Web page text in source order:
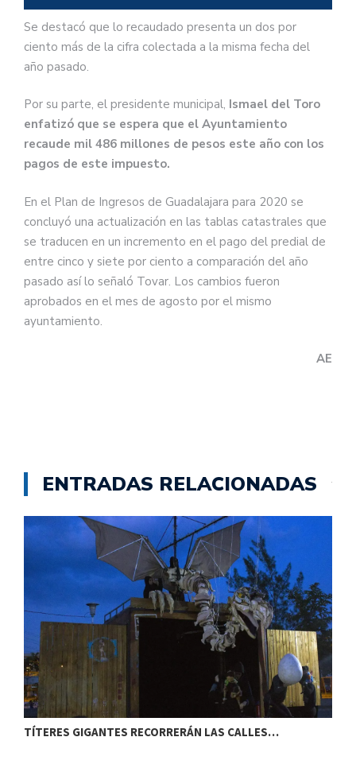
Se destacó que lo recaudado presenta un dos por
ciento más de la cifra colectada a la misma fecha del
año pasado.
Por su parte, el presidente municipal, Ismael del Toro
enfatizó que se espera que el Ayuntamiento
recaude mil 486 millones de pesos este año con los
pagos de este impuesto.
En el Plan de Ingresos de Guadalajara para 2020 se
concluyó una actualización en las tablas catastrales que
se traducen en un incremento en el pago del predial de
entre cinco y siete por ciento a comparación del año
pasado así lo señaló Tovar. Los cambios fueron
aprobados en el mes de agosto por el mismo
ayuntamiento.
AE
ENTRADAS RELACIONADAS
TÍTERES GIGANTES RECORRERÁN LAS CALLES…